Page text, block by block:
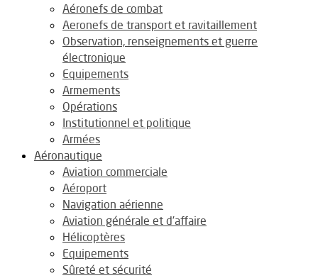
Aéronefs de combat
Aeronefs de transport et ravitaillement
Observation, renseignements et guerre
électronique
Equipements
Armements
Opérations
Institutionnel et politique
Armées
Aéronautique
Aviation commerciale
Aéroport
Navigation aérienne
Aviation générale et d’affaire
Hélicoptères
Equipements
Sûreté et sécurité